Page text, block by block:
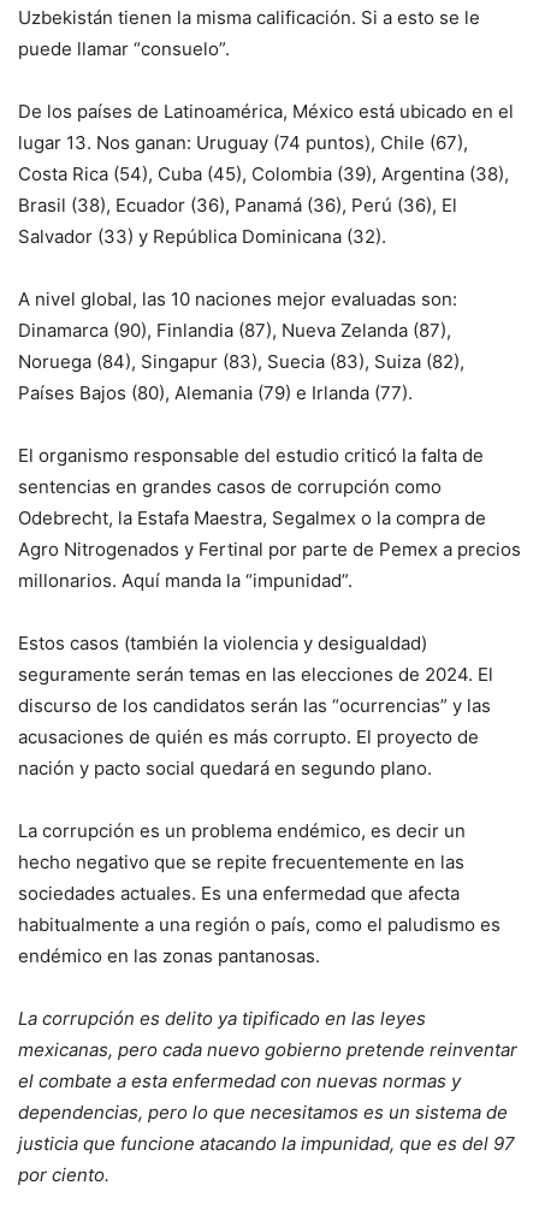
Uzbekistán tienen la misma calificación. Si a esto se le
puede llamar “consuelo”.
De los países de Latinoamérica, México está ubicado en el
lugar 13. Nos ganan: Uruguay (74 puntos), Chile (67),
Costa Rica (54), Cuba (45), Colombia (39), Argentina (38),
Brasil (38), Ecuador (36), Panamá (36), Perú (36), El
Salvador (33) y República Dominicana (32).
A nivel global, las 10 naciones mejor evaluadas son:
Dinamarca (90), Finlandia (87), Nueva Zelanda (87),
Noruega (84), Singapur (83), Suecia (83), Suiza (82),
Países Bajos (80), Alemania (79) e Irlanda (77).
El organismo responsable del estudio criticó la falta de
sentencias en grandes casos de corrupción como
Odebrecht, la Estafa Maestra, Segalmex o la compra de
Agro Nitrogenados y Fertinal por parte de Pemex a precios
millonarios. Aquí manda la “impunidad”.
Estos casos (también la violencia y desigualdad)
seguramente serán temas en las elecciones de 2024. El
discurso de los candidatos serán las “ocurrencias” y las
acusaciones de quién es más corrupto. El proyecto de
nación y pacto social quedará en segundo plano.
La corrupción es un problema endémico, es decir un
hecho negativo que se repite frecuentemente en las
sociedades actuales. Es una enfermedad que afecta
habitualmente a una región o país, como el paludismo es
endémico en las zonas pantanosas.
La corrupción es delito ya tipificado en las leyes
mexicanas, pero cada nuevo gobierno pretende reinventar
el combate a esta enfermedad con nuevas normas y
dependencias, pero lo que necesitamos es un sistema de
justicia que funcione atacando la impunidad, que es del 97
por ciento.